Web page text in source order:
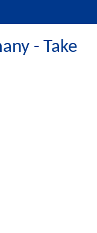
- Take